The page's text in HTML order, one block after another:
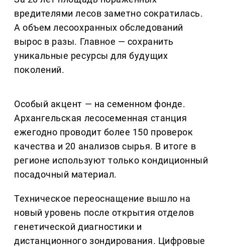
вредителями лесов заметно сократилась.
А объем лесоохранных обследований
вырос в разы. Главное — сохранить
уникальные ресурсы для будущих
поколений.
Особый акцент — на семенном фонде.
Архангельская лесосеменная станция
ежегодно проводит более 150 проверок
качества и 20 анализов сырья. В итоге в
регионе используют только кондиционный
посадочный материал.
Техническое переоснащение вышло на
новый уровень после открытия отделов
генетической диагностики и
дистанционного зондирования. Цифровые